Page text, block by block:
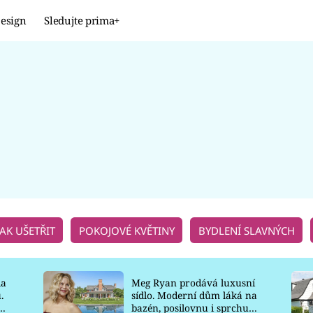
Sledujte prima+
UŠETŘIT POKOJOVÉ KVĚTINY BYDLENÍ SLAVNÝCH
Meg Ryan prodává luxusní
sídlo. Moderní dům láká na
bazén, posilovnu i sprchu